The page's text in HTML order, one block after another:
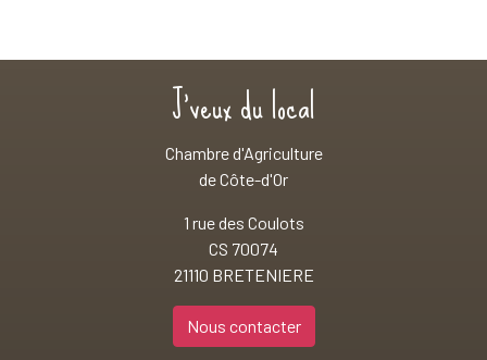
J'veux du local
Chambre d'Agriculture
de Côte-d'Or
1 rue des Coulots
CS 70074
21110 BRETENIERE
Nous contacter